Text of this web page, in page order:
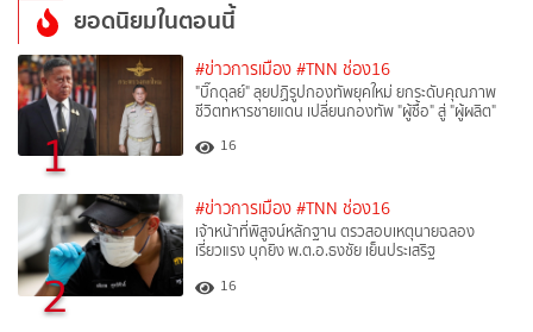
ยอดนิยมในตอนนี้
1
#ข่าวการเมือง #TNN ช่อง16
"บิ๊กดุลย์" ลุยปฏิรูปกองทัพยุคใหม่ ยกระดับคุณภาพ
ชีวิตทหารชายแดน เปลี่ยนกองทัพ "ผู้ซื้อ" สู่ "ผู้ผลิต"
16
2
#ข่าวการเมือง #TNN ช่อง16
เจ้าหน้าที่พิสูจน์หลักฐาน ตรวสอบเหตุนายฉลอง
เรี่ยวแรง บุกยิง พ.ต.อ.ธงชัย เย็นประเสริฐ
16